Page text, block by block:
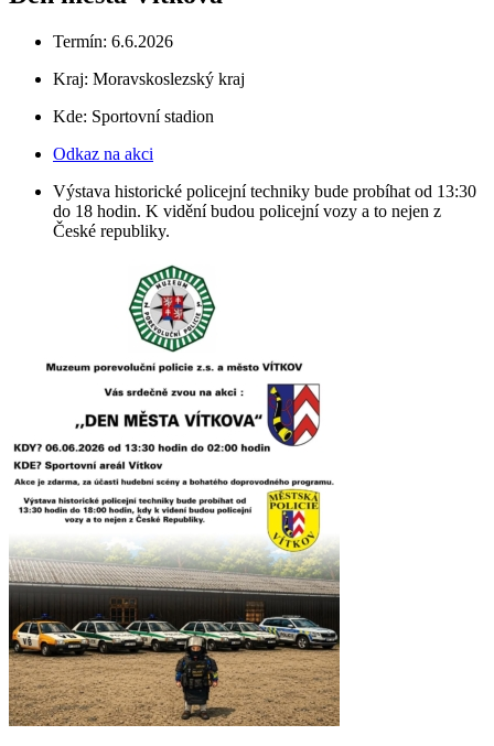
Termín: 6.6.2026
Kraj: Moravskoslezský kraj
Kde: Sportovní stadion
Odkaz na akci
Výstava historické policejní techniky bude probíhat od 13:30
do 18 hodin. K vidění budou policejní vozy a to nejen z
České republiky.